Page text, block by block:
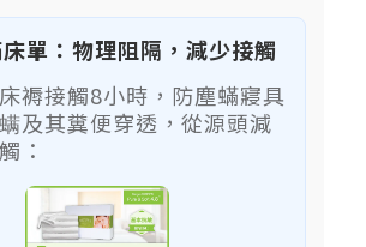
單：物理阻隔，減少接觸
褥接觸8小時，防塵蟎寢具
及其糞便穿透，從源頭減
：